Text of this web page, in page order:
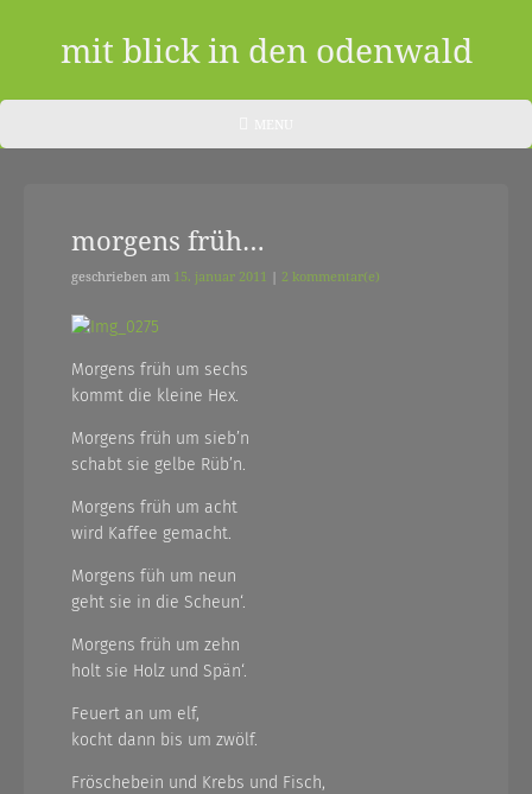
mit blick in den odenwald
blog
dem
odenwald
zwischendurch
nebenher…
morgens früh…
geschrieben am 15. januar 2011 | 2 kommentar(e)
Morgens früh um sechs
kommt die kleine Hex.
Morgens früh um sieb’n
schabt sie gelbe Rüb’n.
Morgens früh um acht
wird Kaffee gemacht.
Morgens füh um neun
geht sie in die Scheun‘.
Morgens früh um zehn
holt sie Holz und Spän‘.
Feuert an um elf,
kocht dann bis um zwölf.
Fröschebein und Krebs und Fisch,